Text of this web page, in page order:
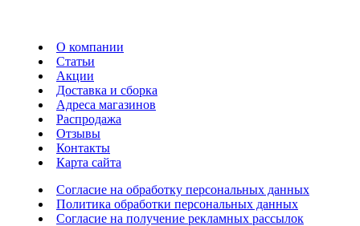
О компании
Статьи
Акции
Доставка и сборка
Адреса магазинов
Распродажа
Отзывы
Контакты
Карта сайта
Согласие на обработку персональных данных
Политика обработки персональных данных
Согласие на получение рекламных рассылок